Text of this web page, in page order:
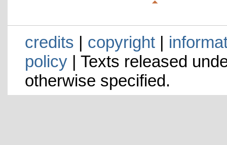
credits | copyright|
policy| Texts released
otherwise specified.